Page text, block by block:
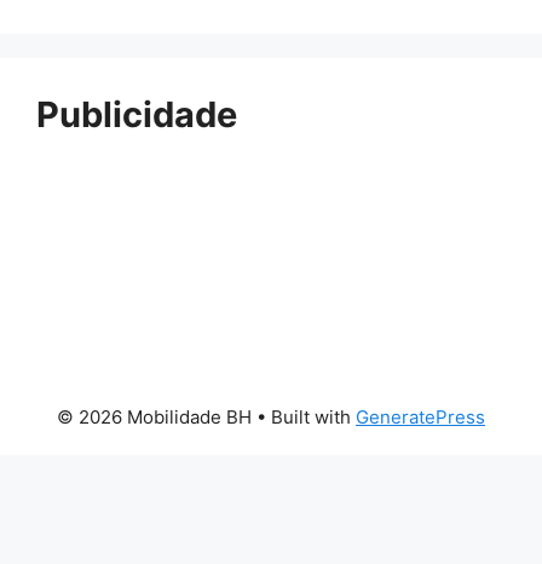
Publicidade
© 2026 Mobilidade BH • Built with GeneratePress